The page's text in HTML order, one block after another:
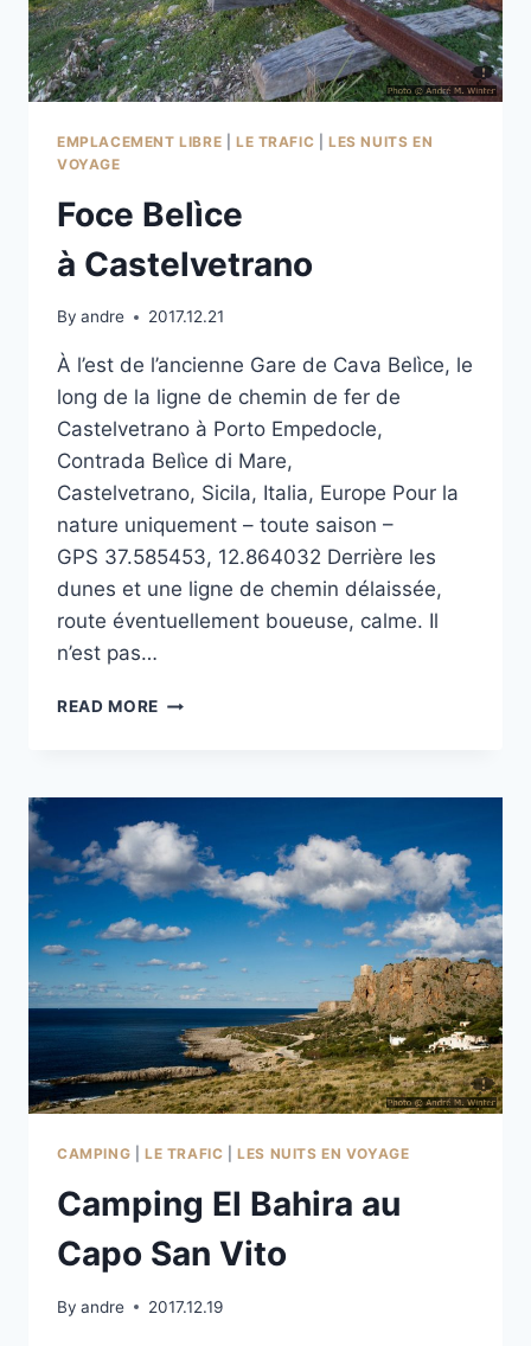
EMPLACEMENT LIBRE LE TRAFIC |LES NUITS EN
VOYAGE
Foce Belìce
à Castelvetrano
By andre 2017.12.21
À l’est de l’ancienne Gare de Cava Belìce, le
long de la ligne de chemin de fer de
Castelvetrano à Porto Empedocle,
Contrada Belìce di Mare,
Castelvetrano, Sicila, Italia, Europe Pour la
nature uniquement – toute saison –
GPS 37.585453, 12.864032 Derrière les
dunes et une ligne de chemin délaissée,
route éventuellement boueuse, calme. Il
n’est pas…
READ MORE FOCE
CAMPING LE TRAFIC |LES NUITS EN VOYAGE
Camping El Bahira au
Capo San Vito
By andre 2017.12.19